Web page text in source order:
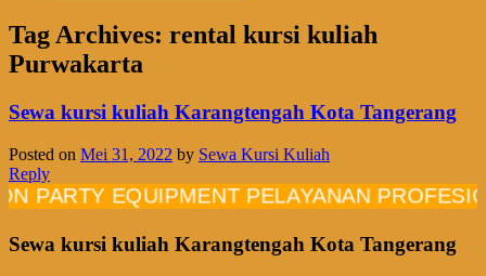
Tag Archives: rental kursi kuliah
Purwakarta
Sewa kursi kuliah Karangtengah Kota Tangerang
Posted on Mei 31, 2022 by Sewa Kursi Kuliah
Reply
EQUIPMENT PELAYANAN PROFESIONAL
Sewa kursi kuliah Karangtengah Kota Tangerang